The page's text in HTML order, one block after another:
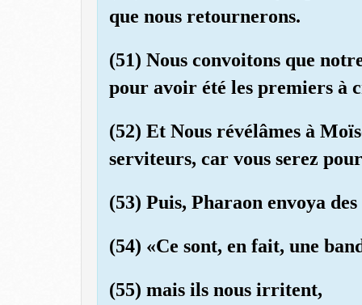
que nous retournerons.
(51) Nous convoitons que
pour avoir été les premiers à
(52) Et Nous révélâmes à
serviteurs, car vous serez
(53) Puis, Pharaon envoya
(54) «Ce sont, en fait, une
(55) mais ils nous irritent,